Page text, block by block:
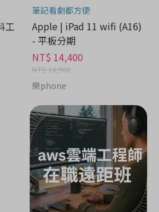
工
筆記看劇都方便
Apple | iPad 11 wifi (A16)
- 平板分期
NT$ 14,400
NT$ 14,900
樂phone